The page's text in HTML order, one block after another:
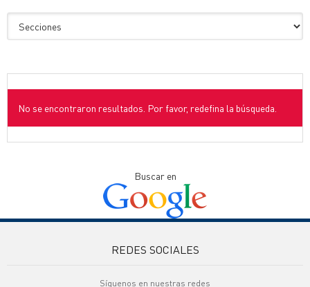
No se encontraron resultados. Por favor, redefina la búsqueda.
Buscar en
REDES SOCIALES
Síguenos en nuestras redes